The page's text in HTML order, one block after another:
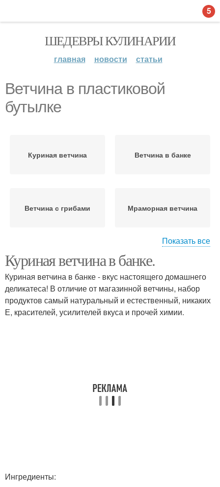
ШЕДЕВРЫ КУЛИНАРИИ
главная новости статьи
Ветчина в пластиковой
бутылке
Куриная ветчина Ветчина в банке
Ветчина с грибами Мраморная ветчина
Ветчина из птицы Ветчина в рукаве
Ветчина в тетрапаке Свиная ветчина
Показать все
Куриная ветчина в банке.
Куриная ветчина в банке - вкус настоящего домашнего
деликатеса! В отличие от магазинной ветчины, набор
продуктов самый натуральный и естественный, никаких
Е, красителей, усилителей вкуса и прочей химии.
Ингредиенты:
5